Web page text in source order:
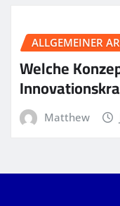
ALLGEMEINER
Welche
Matthew